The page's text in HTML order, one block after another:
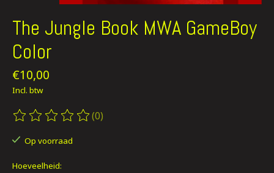
The Jungle Book MWA GameBoy
Color
€10,00
Incl. btw
De beoordeling van dit product is
(0)
Op voorraad
Hoeveelheid: